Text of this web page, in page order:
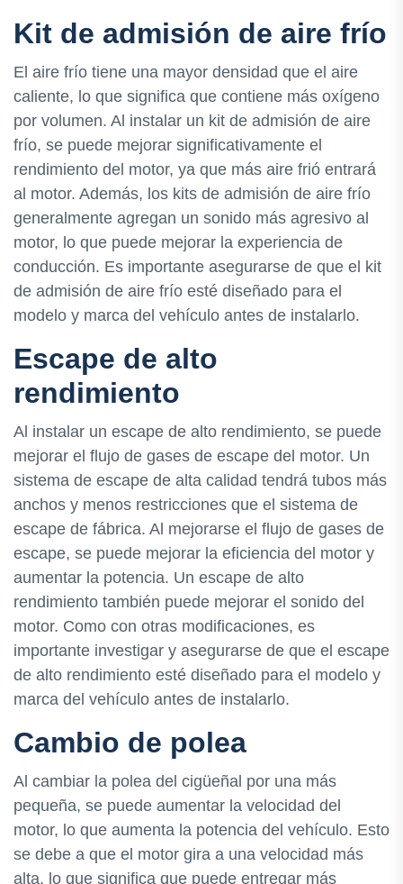
Kit de admisión de aire frío
El aire frío tiene una mayor densidad que el aire
caliente, lo que significa que contiene más oxígeno
por volumen. Al instalar un kit de admisión de aire
frío, se puede mejorar significativamente el
rendimiento del motor, ya que más aire frió entrará
al motor. Además, los kits de admisión de aire frío
generalmente agregan un sonido más agresivo al
motor, lo que puede mejorar la experiencia de
conducción. Es importante asegurarse de que el kit
de admisión de aire frío esté diseñado para el
modelo y marca del vehículo antes de instalarlo.
Escape de alto
rendimiento
Al instalar un escape de alto rendimiento, se puede
mejorar el flujo de gases de escape del motor. Un
sistema de escape de alta calidad tendrá tubos más
anchos y menos restricciones que el sistema de
escape de fábrica. Al mejorarse el flujo de gases de
escape, se puede mejorar la eficiencia del motor y
aumentar la potencia. Un escape de alto
rendimiento también puede mejorar el sonido del
motor. Como con otras modificaciones, es
importante investigar y asegurarse de que el escape
de alto rendimiento esté diseñado para el modelo y
marca del vehículo antes de instalarlo.
Cambio de polea
Al cambiar la polea del cigüeñal por una más
pequeña, se puede aumentar la velocidad del
motor, lo que aumenta la potencia del vehículo. Esto
se debe a que el motor gira a una velocidad más
alta, lo que significa que puede entregar más